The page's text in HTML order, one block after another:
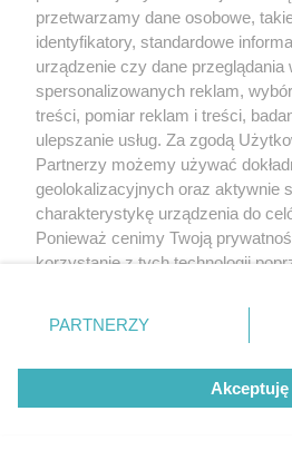
ZOBACZ WIĘCEJ
przetwarzamy dane osobowe,
identyfikatory, standardowe
urządzenie czy dane przeglądania
spersonalizowanych reklam,
treści, pomiar reklam i treści,
ulepszanie usług. Za zgodą
Partnerzy możemy używać
geolokalizacyjnych oraz aktywnie
charakterystykę urządzenia do
Ponieważ cenimy Twoją
korzystanie z tych technologii
zmienić/wycofać klikając przycisk
znajdujący się w lewym dolnym
rodzaje przetwarzania danych nie
użytkownika, ale masz prawo
przetwarzaniu. Preferencje będą
PARTNERZY
Akceptuję